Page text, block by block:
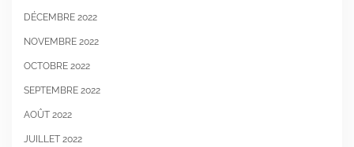
DÉCEMBRE 2022
NOVEMBRE 2022
OCTOBRE 2022
SEPTEMBRE 2022
AOÛT 2022
JUILLET 2022